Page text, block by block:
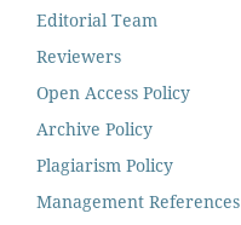
Editorial Team
Reviewers
Open Access Policy
Archive Policy
Plagiarism Policy
Management References